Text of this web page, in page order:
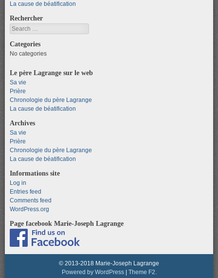
La cause de béatification
Rechercher
Search
Categories
No categories
Le père Lagrange sur le web
Sa vie
Prière
Chronologie du père Lagrange
La cause de béatification
Archives
Sa vie
Prière
Chronologie du père Lagrange
La cause de béatification
Informations site
Log in
Entries feed
Comments feed
WordPress.org
Page facebook Marie-Joseph Lagrange
© 2013-2018 Marie-Joseph Lagrange
Powered by WordPress
Theme F2.